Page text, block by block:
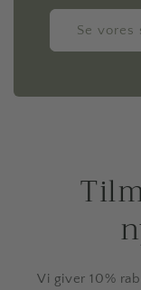
Se vores
Vi giver 10%